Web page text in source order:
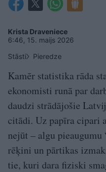
Krista Draveniece
6:46, 15. maijs 2026
Stāsti
Pieredze
Kamēr statistika rāda
ekonomisti runā par
daudzi strādājošie
citādi. Uz papīra cipari
nejūt – algu pieaugumu
rēķini un pārtikas
tie, kuri dara fiziski